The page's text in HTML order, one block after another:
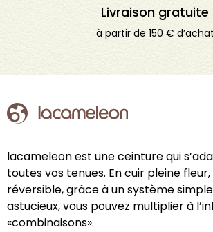
Livraison gratuite
à partir de 150 € d’achat
lacameleon est une ceinture qui
toutes vos tenues. En cuir pleine fleur,
réversible, grâce à un système
astucieux, vous pouvez multiplier à
«combinaisons».